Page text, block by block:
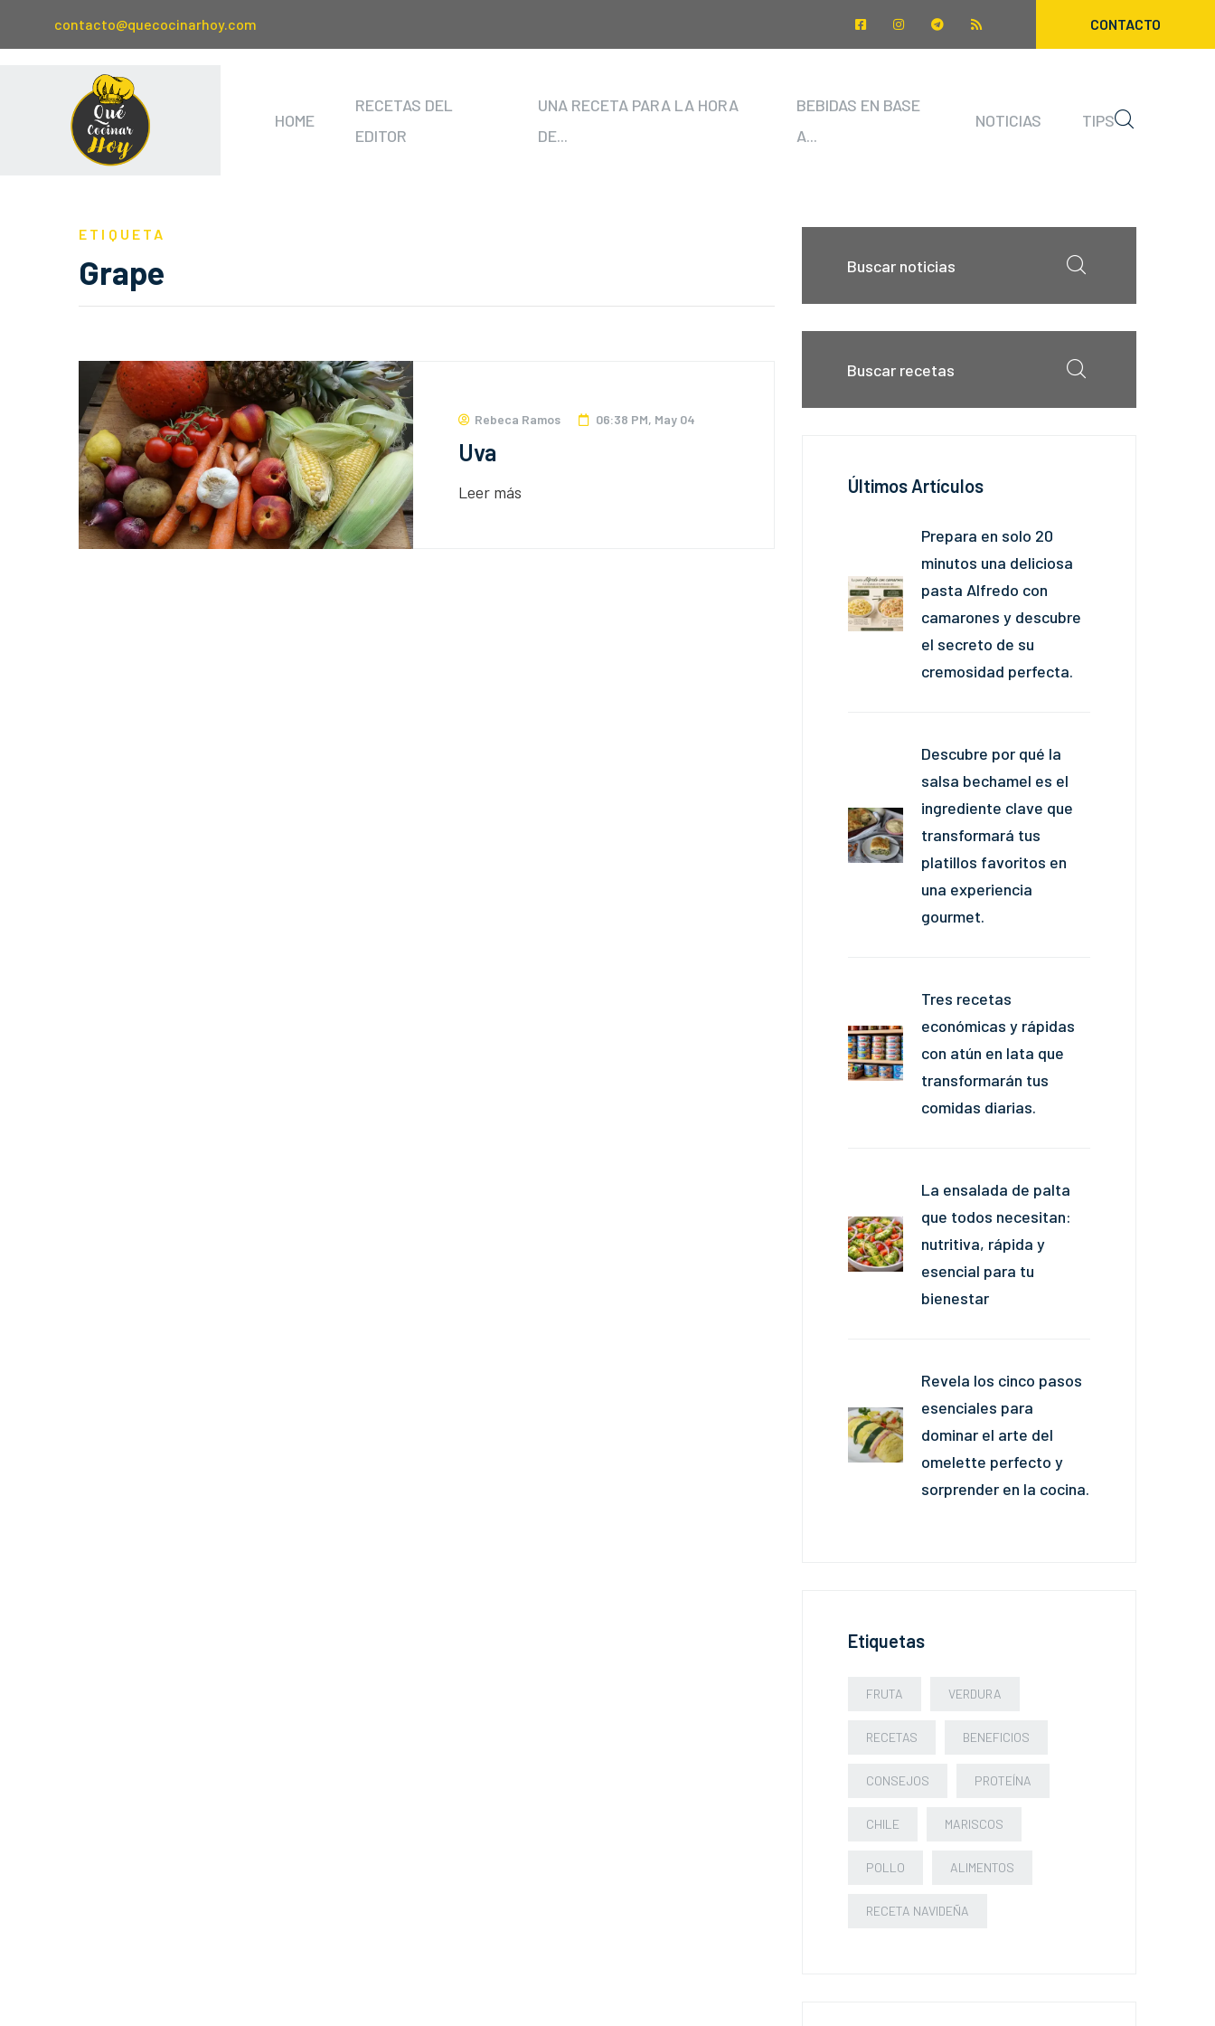
contacto@quecocinarhoy.com CONTACTO
HOME
RECETAS DEL
EDITOR
UNA RECETA PARA LA HORA
DE...
BEBIDAS EN BASE
A...
NOTICIAS TIPS
ETIQUETA
Grape
Rebeca Ramos 06:38 PM, May 04
Uva
Leer más Últimos Artículos
Prepara en solo 20
minutos una deliciosa
pasta Alfredo con
camarones y descubre
el secreto de su
cremosidad perfecta.
Descubre por qué la
salsa bechamel es el
ingrediente clave que
transformará tus
platillos favoritos en
una experiencia
gourmet.
Tres recetas
económicas y rápidas
con atún en lata que
transformarán tus
comidas diarias.
La ensalada de palta
que todos necesitan:
nutritiva, rápida y
esencial para tu
bienestar
Revela los cinco pasos
esenciales para
dominar el arte del
omelette perfecto y
sorprender en la cocina.
Etiquetas
FRUTA VERDURA
RECETAS BENEFICIOS
CONSEJOS PROTEÍNA
CHILE MARISCOS
POLLO ALIMENTOS
RECETA NAVIDEÑA